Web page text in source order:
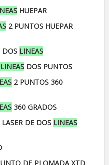
HUEPAR
2 PUNTOS HUEPAR
DOS LINEAS
LINEAS DOS PUNTOS
2 PUNTOS 360
360 GRADOS
DE DOS LINEAS